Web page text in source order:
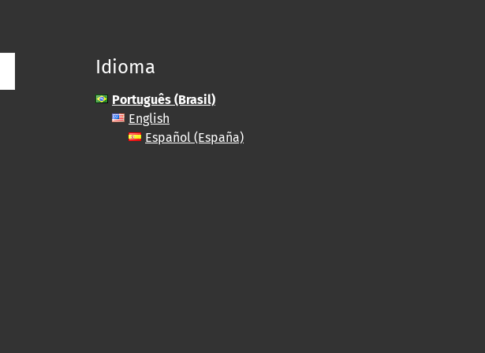
Idioma
Português (Brasil)
English
Español (España)